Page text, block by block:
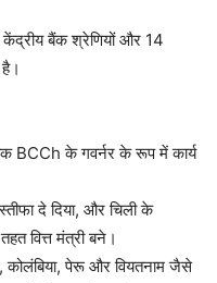
केंद्रीय बैंक श्रेणियों और 14
BCCh के गवर्नर के रूप में कार्य
दे दिया, और चिली के
वित्त मंत्री बने।
कोलंबिया, पेरू और वियतनाम जैसे